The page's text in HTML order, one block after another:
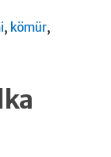
, kömür,